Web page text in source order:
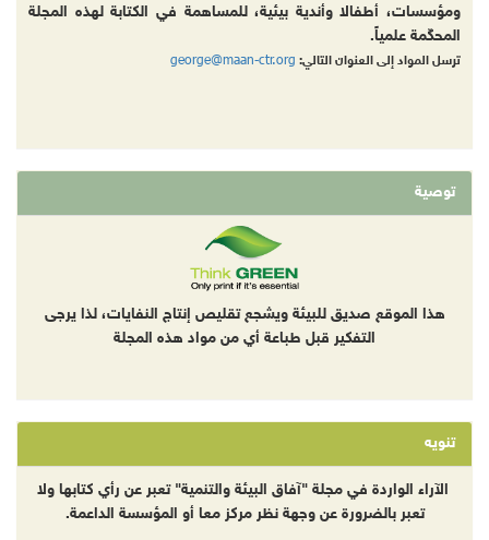
ومؤسسات، أطفالا وأندية بيئية، للمساهمة في الكتابة لهذه المجلة
المحكّمة علمياً.
ترسل المواد إلى العنوان التالي: george@maan-ctr.org
توصية
هذا الموقع صديق للبيئة ويشجع تقليص إنتاج النفايات، لذا يرجى
التفكير قبل طباعة أي من مواد هذه المجلة
تنويه
الآراء الواردة في مجلة "آفاق البيئة والتنمية" تعبر عن رأي كتابها ولا
تعبر بالضرورة عن وجهة نظر مركز معا أو المؤسسة الداعمة.